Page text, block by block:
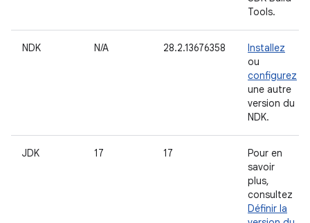
Tools.
NDK N/A 28.2.13676358
Installez
ou
configurez
une autre
version du
NDK.
JDK 17 17
Pour en
savoir
plus,
consultez
Définir la